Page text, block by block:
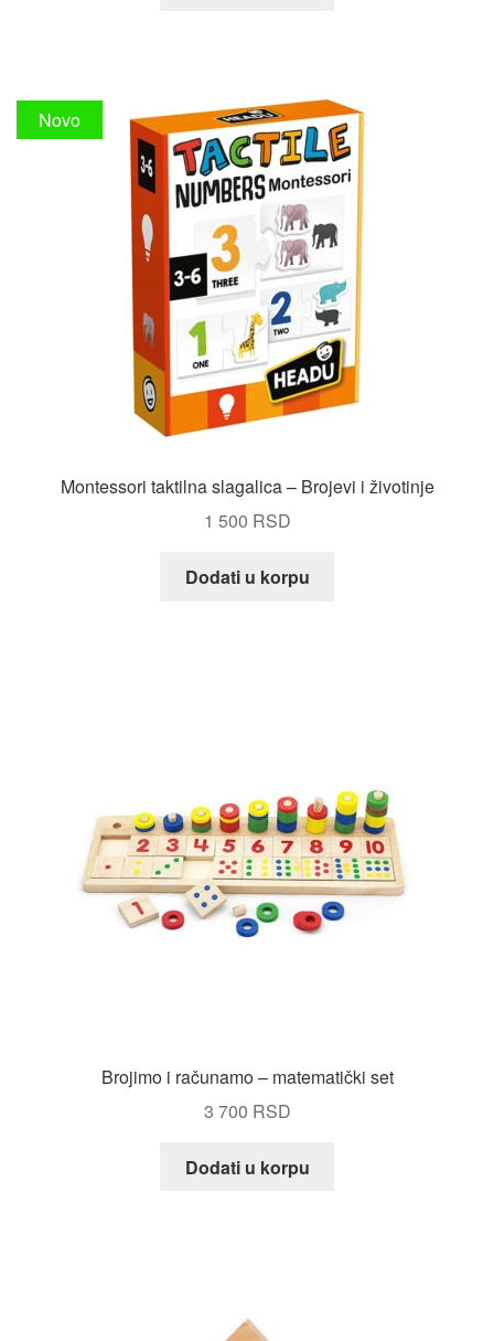
Novo
Montessori taktilna slagalica – Brojevi i životinje
1 500 RSD
Dodati u korpu
Brojimo i računamo – matematički set
3 700 RSD
Dodati u korpu